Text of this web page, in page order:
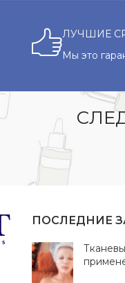
ЛУЧШИЕ
Мы это
ПОСЛЕДНИЕ